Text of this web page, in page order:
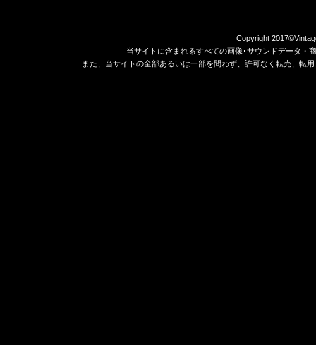
Copyright
当サイトに含まれるすべての画像･サウンドデータ・
また、当サイトの全部あるいは一部を問わず、許可なく転売、転